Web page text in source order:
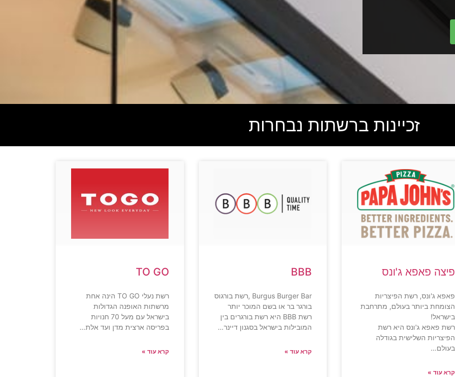
זכיינות ברשתות נבחרות
פיצה פאפא ג'ונס
פאפא ג'ונס, רשת הפיצריות
הצומחת ביותר בעולם, מתרחבת
בישראל!
רשת פאפא ג'ונס היא רשת
הפיצריות השלישית בגודלה
בעולם…
קרא עוד »
BBB
Burgus Burger Bar ,רשת בורגוס
בורגר בר או בשם המוכר יותר
רשת BBB היא רשת בורגרים בין
המובילות בישראל בסגנון דיינר…
קרא עוד »
TO GO
רשת נעלי TO GO הינה אחת
מרשתות האופנה הגדולות
בישראל עם מעל 70 חנויות
בפריסה ארצית מדן ועד אלת…
קרא עוד »